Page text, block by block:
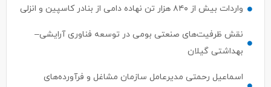
واردات بیش از ۸۴۰ هزار تن نهاده دامی از بنادر كاسپین و انزلی
نقش ظرفیت‌های صنعتی بومی در توسعه فناوری آرایشی–
بهداشتی گیلان
اسماعیل رحمتی مدیرعامل سازمان مشاغل و فرآورده‌های